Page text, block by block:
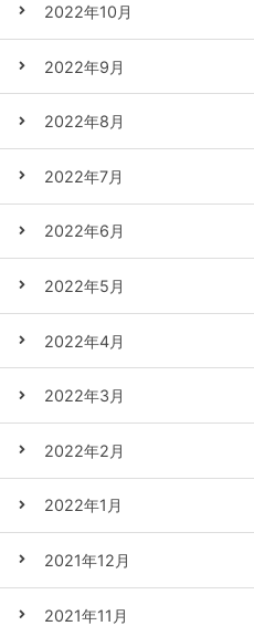
2022年10月
2022年9月
2022年8月
2022年7月
2022年6月
2022年5月
2022年4月
2022年3月
2022年2月
2022年1月
2021年12月
2021年11月